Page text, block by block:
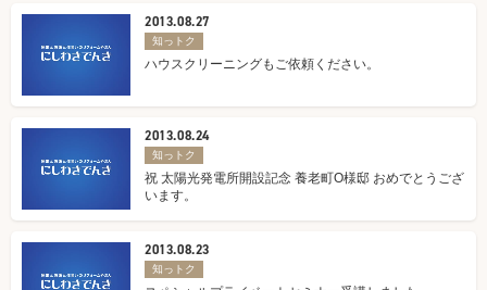
2013.08.27
知っトク
ハウスクリーニングもご依頼ください。
2013.08.24
知っトク
祝 太陽光発電所開設記念 養老町O様邸 おめでとうござ
います。
2013.08.23
知っトク